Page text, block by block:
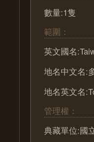
數量:1隻
範圍：
英文國名
地名中文名:
地名英文名
管理權：
典藏單位:國